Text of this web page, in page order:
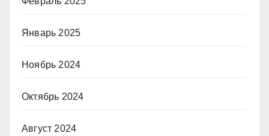
Январь 2025
Ноябрь 2024
Октябрь 2024
Август 2024